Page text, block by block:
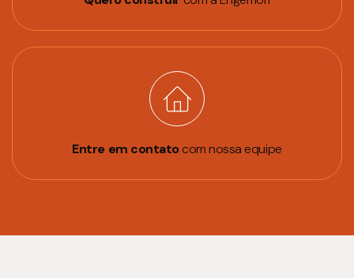
Entre em contatocom nossa equipe